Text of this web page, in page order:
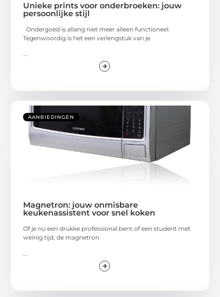
Unieke prints voor onderbroeken: jouw
persoonlijke stijl
Ondergoed is allang niet meer alleen functioneel.
Tegenwoordig is het een verlengstuk van je
...
AANBIEDINGEN
Magnetron: jouw onmisbare
keukenassistent voor snel koken
Of je nu een drukke professional bent of een student met
weinig tijd, de magnetron